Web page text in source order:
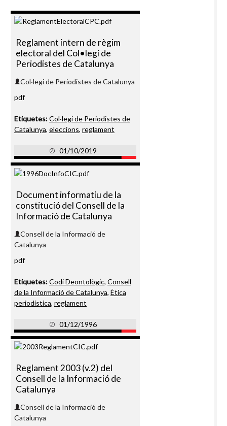
Reglament intern de règim
electoral del Col•legi de
Periodistes de Catalunya
Col·legi de Periodistes de Catalunya
pdf
Etiquetes:Col·legi de Periodistes de
Catalunya, eleccions, reglament
01/10/2019
Document informatiu de la
constitució del Consell de la
Informació de Catalunya
Consell de la Informació de
Catalunya
pdf
Etiquetes:Codi Deontològic, Consell
de la Informació de Catalunya, Ètica
periodística, reglament
01/12/1996
Reglament 2003 (v.2) del
Consell de la Informació de
Catalunya
Consell de la Informació de
Catalunya